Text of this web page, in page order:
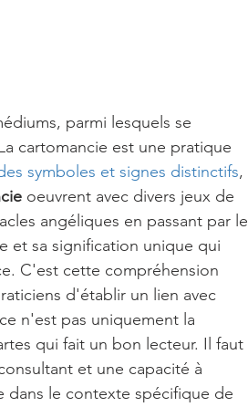
parmi lesquels se
cartomancie est une pratique
symboles et signes distinctifs,
oeuvrent avec divers jeux de
angéliques en passant par le
et sa signification unique qui
C'est cette compréhension
d'établir un lien avec
n'est pas uniquement la
qui fait un bon lecteur. Il faut
et une capacité à
dans le contexte spécifique de